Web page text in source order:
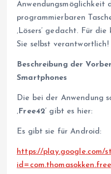
Anwendungsmöglichkeit
programmierbaren
‚Lösers‘ gedacht. Für
Sie selbst verantwortlich!
Beschreibung der
Smartphones
Die bei der Anwendung
‚ Free42‘ gibt es hier:
Es gibt sie für Android:
https://play.google.com/